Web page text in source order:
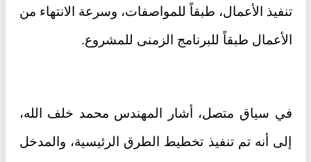
تنفيذ الأعمال، طبقاً للمواصفات، وسرعة الانتهاء من
الأعمال طبقاً للبرنامج الزمنى للمشروع.
في سياق متصل، أشار المهندس محمد خلف الله،
إلى أنه تم تنفيذ تخطيط الطرق الرئيسية، والمدخل